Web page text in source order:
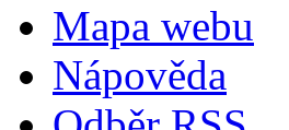
Mapa webu
Nápověda